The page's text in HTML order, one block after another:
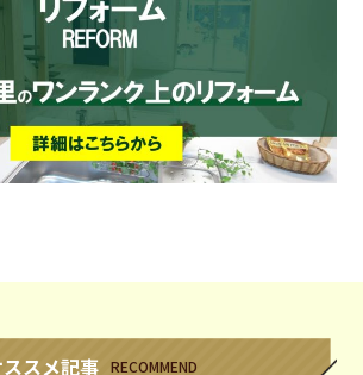
スメ記事 RECOMMEND